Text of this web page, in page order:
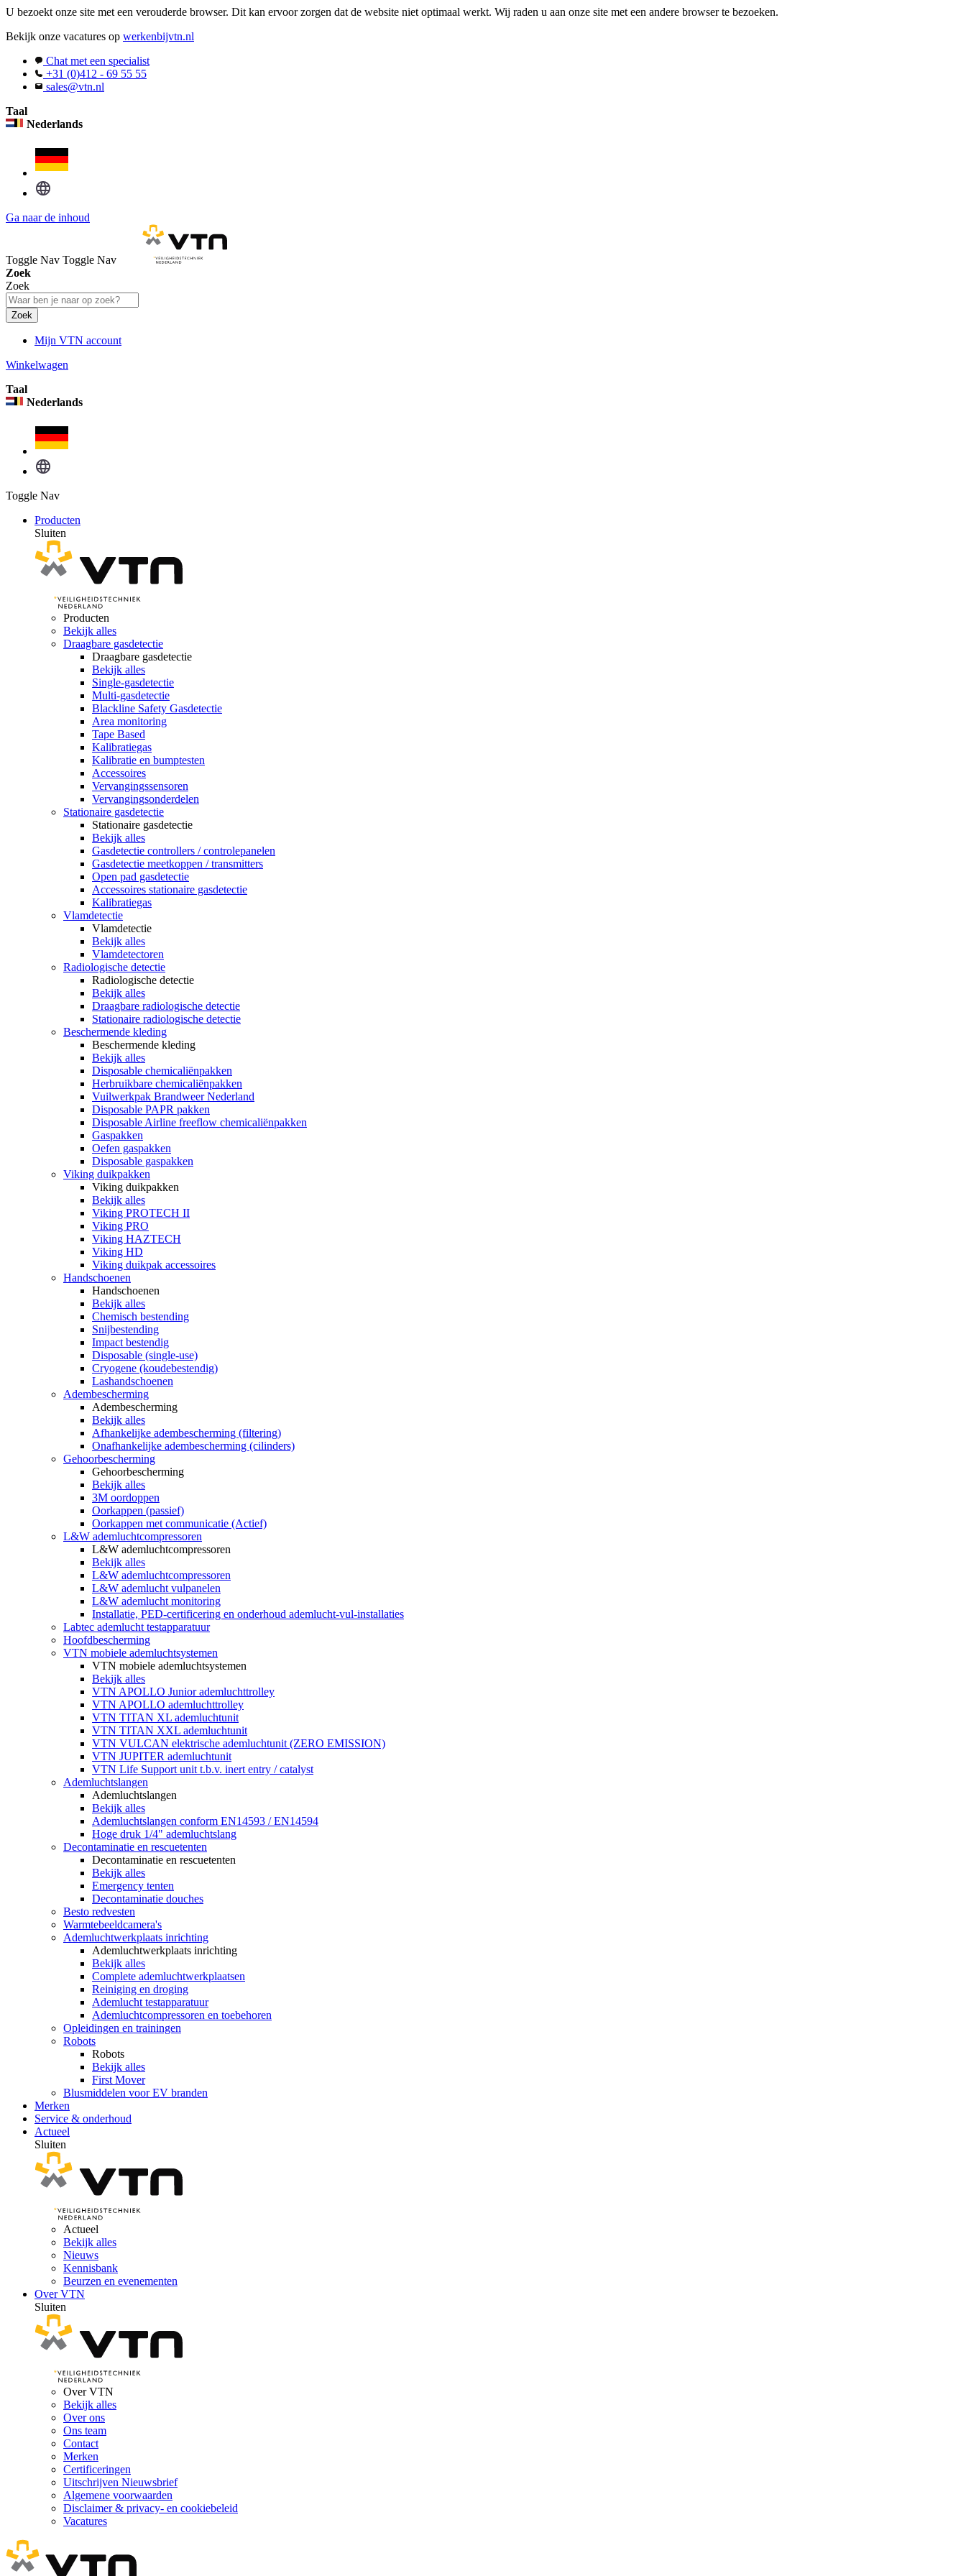
U bezoekt onze site met een verouderde browser. Dit kan ervoor zorgen dat de website niet optimaal werkt. Wij raden u aan onze site met een andere browser te bezoeken.
Bekijk onze vacatures op werkenbijvtn.nl
Chat met een specialist
+31 (0)412 - 69 55 55
sales@vtn.nl
Taal
Nederlands
Ga naar de inhoud
Toggle Nav Toggle Nav
Zoek
Zoek
Zoek
Mijn VTN account
Winkelwagen
Taal
Nederlands
Toggle Nav
Producten
Sluiten
Producten
Bekijk alles
Draagbare gasdetectie
Draagbare gasdetectie
Bekijk alles
Single-gasdetectie
Multi-gasdetectie
Blackline Safety Gasdetectie
Area monitoring
Tape Based
Kalibratiegas
Kalibratie en bumptesten
Accessoires
Vervangingssensoren
Vervangingsonderdelen
Stationaire gasdetectie
Stationaire gasdetectie
Bekijk alles
Gasdetectie controllers / controlepanelen
Gasdetectie meetkoppen / transmitters
Open pad gasdetectie
Accessoires stationaire gasdetectie
Kalibratiegas
Vlamdetectie
Vlamdetectie
Bekijk alles
Vlamdetectoren
Radiologische detectie
Radiologische detectie
Bekijk alles
Draagbare radiologische detectie
Stationaire radiologische detectie
Beschermende kleding
Beschermende kleding
Bekijk alles
Disposable chemicaliënpakken
Herbruikbare chemicaliënpakken
Vuilwerkpak Brandweer Nederland
Disposable PAPR pakken
Disposable Airline freeflow chemicaliënpakken
Gaspakken
Oefen gaspakken
Disposable gaspakken
Viking duikpakken
Viking duikpakken
Bekijk alles
Viking PROTECH II
Viking PRO
Viking HAZTECH
Viking HD
Viking duikpak accessoires
Handschoenen
Handschoenen
Bekijk alles
Chemisch bestending
Snijbestending
Impact bestendig
Disposable (single-use)
Cryogene (koudebestendig)
Lashandschoenen
Adembescherming
Adembescherming
Bekijk alles
Afhankelijke adembescherming (filtering)
Onafhankelijke adembescherming (cilinders)
Gehoorbescherming
Gehoorbescherming
Bekijk alles
3M oordoppen
Oorkappen (passief)
Oorkappen met communicatie (Actief)
L&W ademluchtcompressoren
L&W ademluchtcompressoren
Bekijk alles
L&W ademluchtcompressoren
L&W ademlucht vulpanelen
L&W ademlucht monitoring
Installatie, PED-certificering en onderhoud ademlucht-vul-installaties
Labtec ademlucht testapparatuur
Hoofdbescherming
VTN mobiele ademluchtsystemen
VTN mobiele ademluchtsystemen
Bekijk alles
VTN APOLLO Junior ademluchttrolley
VTN APOLLO ademluchttrolley
VTN TITAN XL ademluchtunit
VTN TITAN XXL ademluchtunit
VTN VULCAN elektrische ademluchtunit (ZERO EMISSION)
VTN JUPITER ademluchtunit
VTN Life Support unit t.b.v. inert entry / catalyst
Ademluchtslangen
Ademluchtslangen
Bekijk alles
Ademluchtslangen conform EN14593 / EN14594
Hoge druk 1/4" ademluchtslang
Decontaminatie en rescuetenten
Decontaminatie en rescuetenten
Bekijk alles
Emergency tenten
Decontaminatie douches
Besto redvesten
Warmtebeeldcamera's
Ademluchtwerkplaats inrichting
Ademluchtwerkplaats inrichting
Bekijk alles
Complete ademluchtwerkplaatsen
Reiniging en droging
Ademlucht testapparatuur
Ademluchtcompressoren en toebehoren
Opleidingen en trainingen
Robots
Robots
Bekijk alles
First Mover
Blusmiddelen voor EV branden
Merken
Service & onderhoud
Actueel
Sluiten
Actueel
Bekijk alles
Nieuws
Kennisbank
Beurzen en evenementen
Over VTN
Sluiten
Over VTN
Bekijk alles
Over ons
Ons team
Contact
Merken
Certificeringen
Uitschrijven Nieuwsbrief
Algemene voorwaarden
Disclaimer & privacy- en cookiebeleid
Vacatures